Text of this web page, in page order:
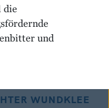
WUNDKLEE
die
und